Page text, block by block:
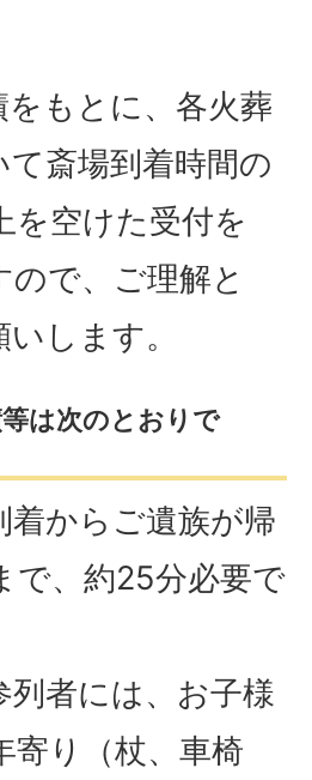
もとに、各火葬
斎場到着時間の
を空けた受付を
で、ご理解と
します。
は次のとおりで
着からご遺族が帰
で、約25分必要で
列者には、お子様
寄り（杖、車椅